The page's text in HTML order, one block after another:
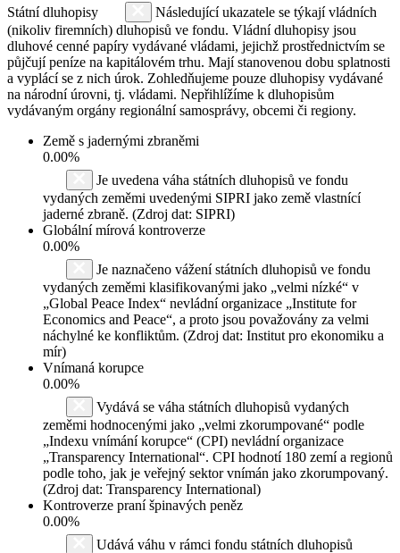
Státní dluhopisy
Následující ukazatele se týkají vládních
(nikoliv firemních) dluhopisů ve fondu. Vládní dluhopisy jsou
dluhové cenné papíry vydávané vládami, jejichž prostřednictvím se
půjčují peníze na kapitálovém trhu. Mají stanovenou dobu splatnosti
a vyplácí se z nich úrok. Zohledňujeme pouze dluhopisy vydávané
na národní úrovni, tj. vládami. Nepřihlížíme k dluhopisům
vydávaným orgány regionální samosprávy, obcemi či regiony.
Země s jadernými zbraněmi
0.00%
Je uvedena váha státních dluhopisů ve fondu
vydaných zeměmi uvedenými SIPRI jako země vlastnící
jaderné zbraně. (Zdroj dat: SIPRI)
Globální mírová kontroverze
0.00%
Je naznačeno vážení státních dluhopisů ve fondu
vydaných zeměmi klasifikovanými jako „velmi nízké“ v
„Global Peace Index“ nevládní organizace „Institute for
Economics and Peace“, a proto jsou považovány za velmi
náchylné ke konfliktům. (Zdroj dat: Institut pro ekonomiku a
mír)
Vnímaná korupce
0.00%
Vydává se váha státních dluhopisů vydaných
zeměmi hodnocenými jako „velmi zkorumpované“ podle
„Indexu vnímání korupce“ (CPI) nevládní organizace
„Transparency International“. CPI hodnotí 180 zemí a regionů
podle toho, jak je veřejný sektor vnímán jako zkorumpovaný.
(Zdroj dat: Transparency International)
Kontroverze praní špinavých peněz
0.00%
Udává váhu v rámci fondu státních dluhopisů